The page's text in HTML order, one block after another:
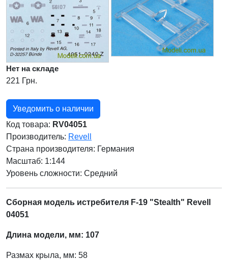
Нет на складе
221 Грн.
Уведомить о наличии
Код товара: RV04051
Производитель: Revell
Страна производителя: Германия
Масштаб: 1:144
Уровень сложности: Cредний
Сборная модель истребителя F-19 "Stealth" Revell
04051
Длина модели, мм: 107
Размах крыла, мм: 58